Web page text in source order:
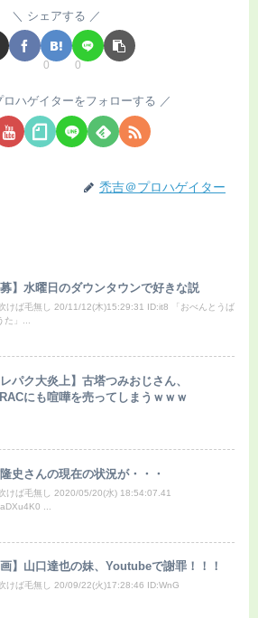
シェアする
0 0
ロハゲイターをフォローする
禿吉＠プロハゲイター
募】水曜日のダウンタウンで好きな説
けば毛無し 20/11/12(木)15:29:31 ID:it8 「おべんとうば
た」...
レパク大炎上】古塔つみおじさん、
にも喧嘩を売ってしまうｗｗｗ
史さんの現在の状況が・・・
けば毛無し 2020/05/20(水) 18:54:07.41
...
画】山口達也の妹、Youtubeで謝罪！！！
けば毛無し 20/09/22(火)17:28:46 ID:WnG